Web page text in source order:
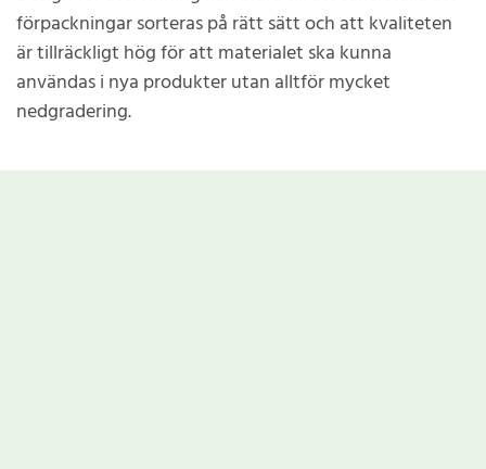
förpackningar sorteras på rätt sätt och att kvaliteten
är tillräckligt hög för att materialet ska kunna
användas i nya produkter utan alltför mycket
nedgradering.